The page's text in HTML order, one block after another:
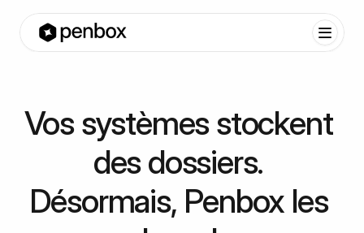
Vos systèmes stockent
des dossiers.
Désormais, Penbox les